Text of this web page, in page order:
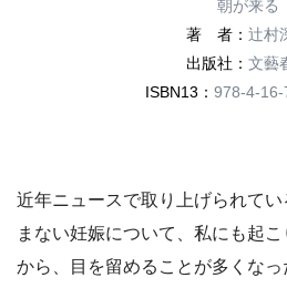
朝が来る
著 者： 辻村
出版社： 文藝
ISBN13： 978-4-
近年ニュースで取り上げられて
まない妊娠について、私にも起
から、目を留めることが多くなっ